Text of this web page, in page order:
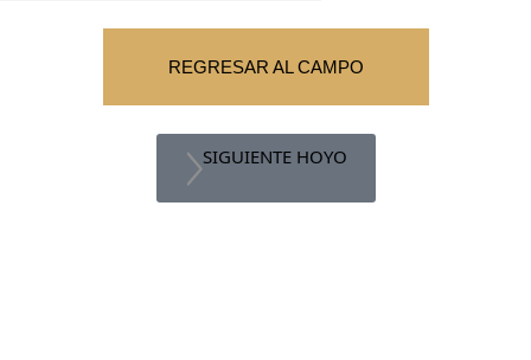
REGRESAR AL CAMPO
SIGUIENTE HOYO